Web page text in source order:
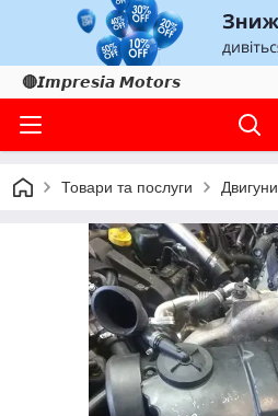
🔴𝙄𝙢𝙥𝙧𝙚𝙨𝙞𝙖 𝙈𝙤𝙩𝙤𝙧𝙨
Товари та послуги